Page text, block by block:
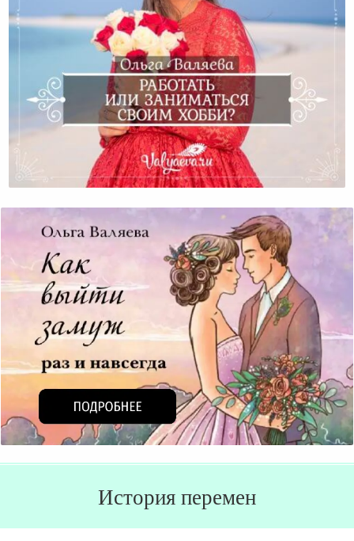
Работать Или Заниматься Своим Хобби?
История перемен